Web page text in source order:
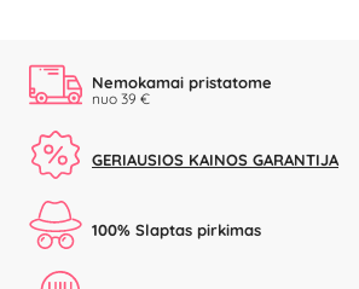
Nemokamai pristatome
nuo 39 €
GERIAUSIOS KAINOS GARANTIJA
100% Slaptas pirkimas